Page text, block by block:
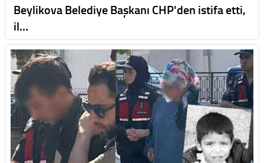
Beylikova Belediye Başkanı CHP'den istifa etti,
il…